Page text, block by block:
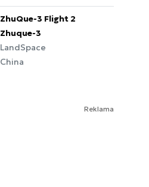
ZhuQue-3 Flight 2
Zhuque-3
LandSpace
China
Reklama